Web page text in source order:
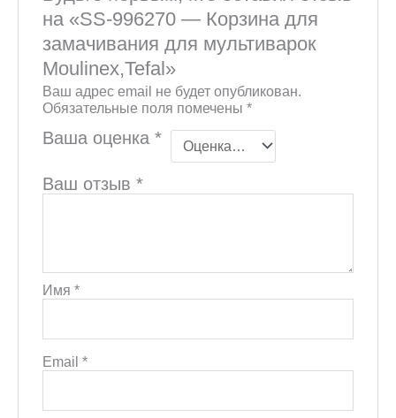
на «SS-996270 — Корзина для
замачивания для мультиварок
Moulinex,Tefal»
Ваш адрес email не будет опубликован.
Обязательные поля помечены*
Ваша оценка*
Ваш отзыв*
Имя*
Email*